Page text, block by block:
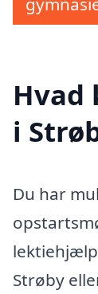
i
Du har
Strøby